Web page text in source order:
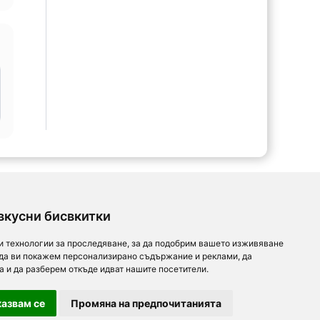
бисвкитки
технологии за проследяване, за да подобрим вашето изживяване
ви покажем персонализирано съдържание и реклами, да
и да разберем откъде идват нашите посетители.
се Промяна на предпочитанията